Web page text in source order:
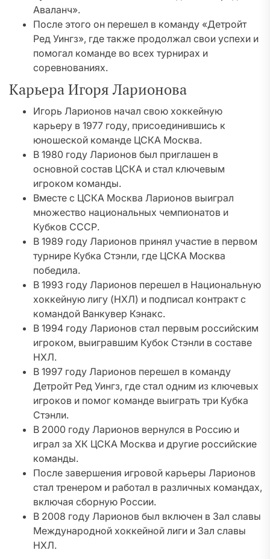
Аваланч».
После этого он перешел в команду «Детройт
Ред Уингз», где также продолжал свои успехи и
помогал команде во всех турнирах и
соревнованиях.
Карьера Игоря Ларионова
Игорь Ларионов начал свою хоккейную
карьеру в 1977 году, присоединившись к
юношеской команде ЦСКА Москва.
В 1980 году Ларионов был приглашен в
основной состав ЦСКА и стал ключевым
игроком команды.
Вместе с ЦСКА Москва Ларионов выиграл
множество национальных чемпионатов и
Кубков СССР.
В 1989 году Ларионов принял участие в первом
турнире Кубка Стэнли, где ЦСКА Москва
победила.
В 1993 году Ларионов перешел в Национальную
хоккейную лигу (НХЛ) и подписал контракт с
командой Ванкувер Кэнакс.
В 1994 году Ларионов стал первым российским
игроком, выигравшим Кубок Стэнли в составе
НХЛ.
В 1997 году Ларионов перешел в команду
Детройт Ред Уингз, где стал одним из ключевых
игроков и помог команде выиграть три Кубка
Стэнли.
В 2000 году Ларионов вернулся в Россию и
играл за ХК ЦСКА Москва и другие российские
команды.
После завершения игровой карьеры Ларионов
стал тренером и работал в различных командах,
включая сборную России.
В 2008 году Ларионов был включен в Зал славы
Международной хоккейной лиги и Зал славы
НХЛ.